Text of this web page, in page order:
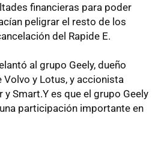
financieras para poder
peligrar el resto de los
del Rapide E.
al grupo Geely, dueño
y Lotus, y accionista
Smart.Y es que el grupo Geely
participación importante en